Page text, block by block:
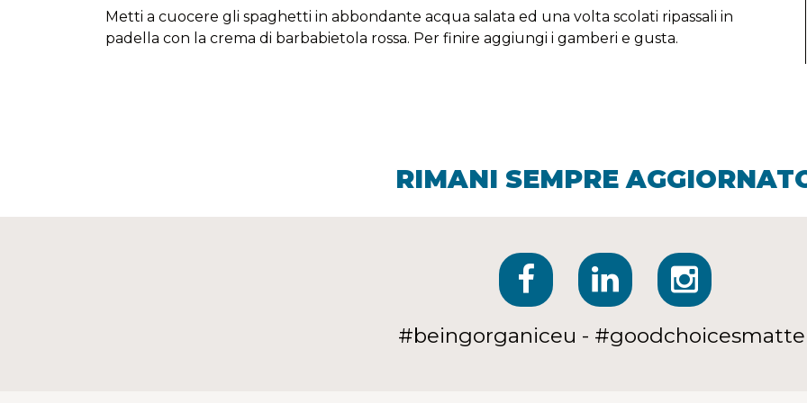
Metti a cuocere gli spaghetti in abbondante acqua salata ed una volta scolati ripassali in
padella con la crema di barbabietola rossa. Per finire aggiungi i gamberi e gusta.
RIMANI SEMPRE
#beingorganiceu -